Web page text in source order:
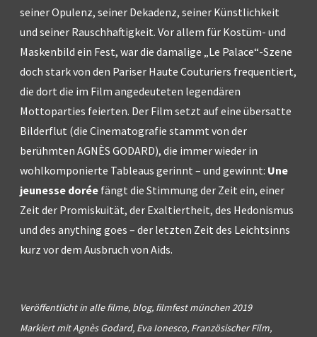
seiner Opulenz, seiner Dekadenz, seiner Künstlichkeit
und seiner Rauschhaftigkeit. Vor allem für Kostüm- und
Maskenbild ein Fest, war die damalige „Le Palace“-Szene
doch stark von den Pariser Haute Couturiers frequentiert,
die dort die im Film angedeuteten legendären
Mottoparties feierten. Der Film setzt auf eine übersatte
Bilderflut (die Cinematografie stammt von der
berühmten AGNÈS GODARD), die immer wieder in
wohlkomponierte Tableaus gerinnt – und gewinnt: Une
jeunesse dorée fängt die Stimmung der Zeit ein, einer
Zeit der Promiskuität, der Exaltiertheit, des Hedonismus
und des anything goes – der letzten Zeit des Leichtsinns
kurz vor dem Ausbruch von Aids.
Veröffentlicht in alle filme, blog, filmfest münchen 2019
Markiert mitAgnès Godard, Eva Ionesco, Französischer Film,